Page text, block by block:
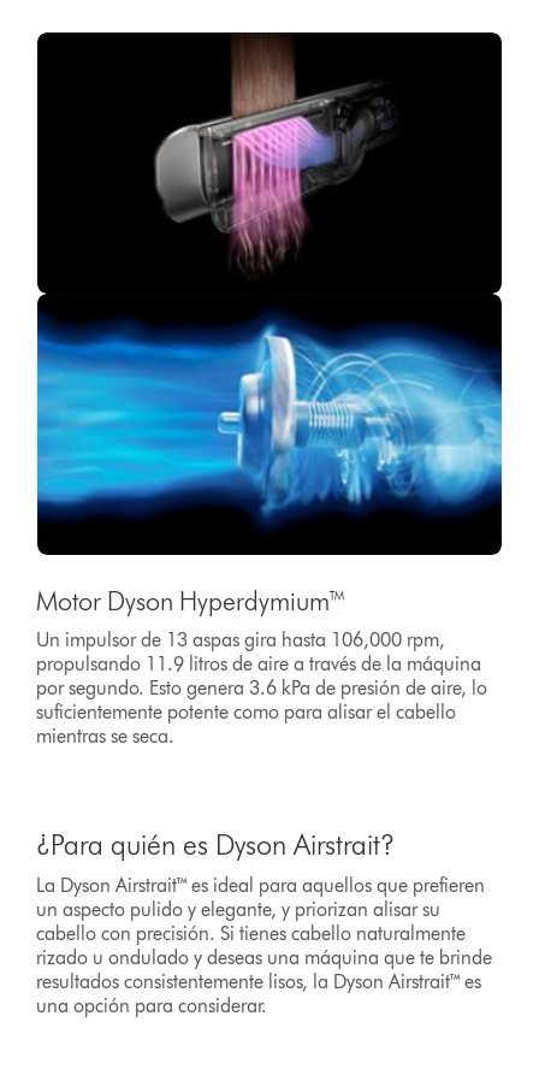
Motor Dyson Hyperdymium™
Un impulsor de 13 aspas gira hasta 106,000 rpm,
propulsando 11.9 litros de aire a través de la máquina
por segundo. Esto genera 3.6 kPa de presión de aire, lo
suficientemente potente como para alisar el cabello
mientras se seca.
¿Para quién es Dyson Airstrait?
La Dyson Airstrait™ es ideal para aquellos que prefieren
un aspecto pulido y elegante, y priorizan alisar su
cabello con precisión. Si tienes cabello naturalmente
rizado u ondulado y deseas una máquina que te brinde
resultados consistentemente lisos, la Dyson Airstrait™ es
una opción para considerar.